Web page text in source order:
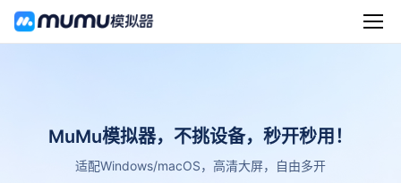
MuMu模拟器，不挑设备，秒开秒用！
适配Windows/macOS，高清大屏，自由多开